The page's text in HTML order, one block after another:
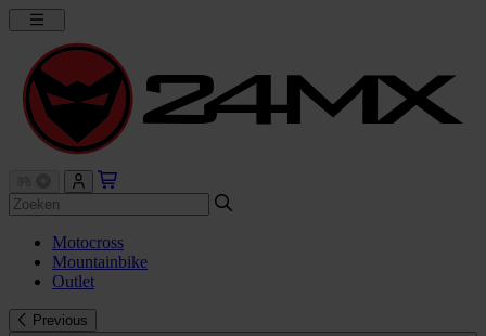
Motocross
Mountainbike
Outlet
Previous